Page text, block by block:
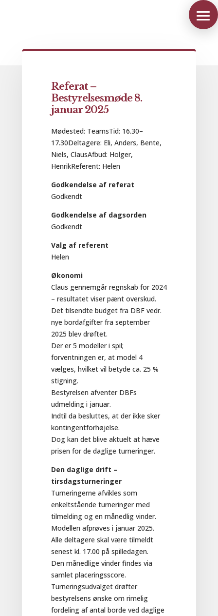
Referat –
Bestyrelsesmøde 8.
januar 2025
Mødested: TeamsTid: 16.30–
17.30Deltagere: Eli, Anders, Bente,
Niels, ClausAfbud: Holger,
HenrikReferent: Helen
Godkendelse af referat
Godkendt
Godkendelse af dagsorden
Godkendt
Valg af referent
Helen
Økonomi
Claus gennemgår regnskab for 2024
– resultatet viser pænt overskud.
Det tilsendte budget fra DBF vedr.
nye bordafgifter fra september
2025 blev drøftet.
Der er 5 modeller i spil;
forventningen er, at model 4
vælges, hvilket vil betyde ca. 25 %
stigning.
Bestyrelsen afventer DBFs
udmelding i januar.
Indtil da besluttes, at der ikke sker
kontingentforhøjelse.
Dog kan det blive aktuelt at hæve
prisen for de daglige turneringer.
Den daglige drift –
tirsdagsturneringer
Turneringerne afvikles som
enkeltstående turneringer med
tilmelding og en månedlig vinder.
Modellen afprøves i januar 2025.
Alle deltagere skal være tilmeldt
senest kl. 17.00 på spilledagen.
Den månedlige vinder findes via
samlet placeringsscore.
Turneringsudvalget drøfter
bestyrelsens ønske om rimelig
fordeling af antal borde ved daglige